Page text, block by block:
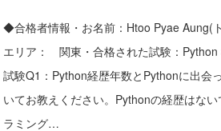
◆合格者情報・お名前：Htoo Pyae Aung(
エリア： 関東・合格された試験：Python
試験Q1：Python経歴年数とPythonに出会
いてお教えください。Pythonの経歴はな
ラミング…